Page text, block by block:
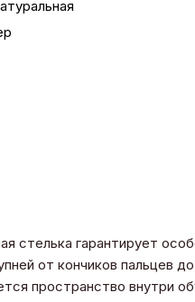
стелька гарантирует
от кончиков пальцев
пространство внутри